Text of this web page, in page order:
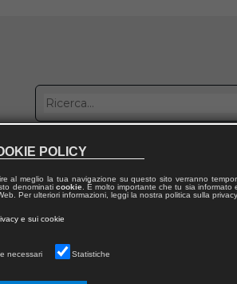
con noi
amministrativo e la
POLICY
al meglio la tua navigazione su questo sito verranno
denominati cookie. È molto importante che tu sia informato
Per ulteriori informazioni, leggi la nostra politica sulla
e sui cookie
necessari Statistiche